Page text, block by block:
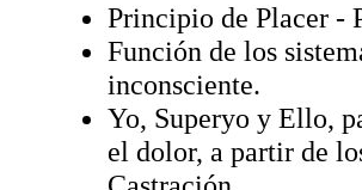
Principio de Placer -
Función de los
inconsciente.
Yo, Superyo y Ello,
el dolor, a partir de